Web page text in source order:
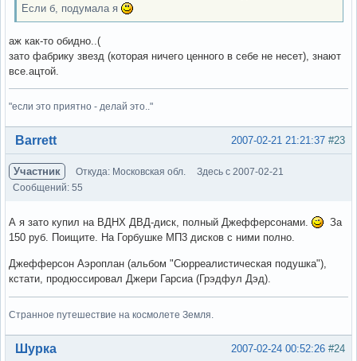
Если б, подумала я
аж как-то обидно..(
зато фабрику звезд (которая ничего ценного в себе не несет), знают
все.ацтой.
"если это приятно - делай это.."
Вне форума #23
2007-02-21 21:21:37
Barrett
Участник Откуда: Московская обл.
Здесь с 2007-02-21
Сообщений: 55
А я зато купил на ВДНХ ДВД-диск, полный Джефферсонами.
За
150 руб. Поищите. На Горбушке МП3 дисков с ними полно.
Джефферсон Аэроплан (альбом "Сюрреалистическая подушка"),
кстати, продюссировал Джери Гарсиа (Грэдфул Дэд).
Странное путешествие на космолете Земля.
Вне форума #24
2007-02-24 00:52:26
Шурка